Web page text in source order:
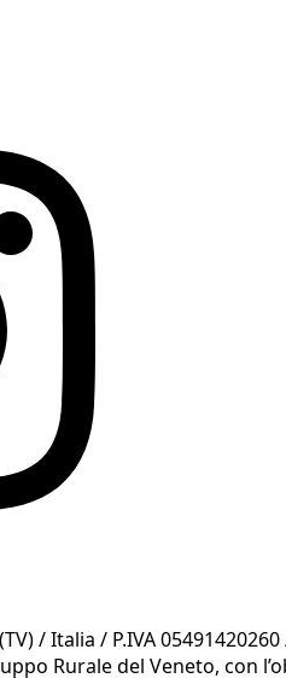
Italia / P.IVA 05491420260 /
Rurale del Veneto, con